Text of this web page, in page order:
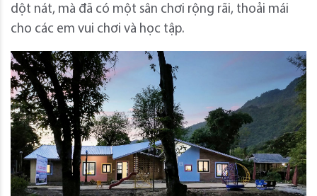
dột nát, mà đã có một sân chơi rộng rãi, thoải mái
cho các em vui chơi và học tập.